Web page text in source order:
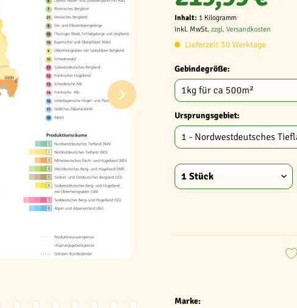
Marke:
Inhalt: 1 Kilogramm
inkl. MwSt. zzgl. Versandkosten
Lieferzeit 30 Werktage
Gebindegröße:
Ursprungsgebiet: